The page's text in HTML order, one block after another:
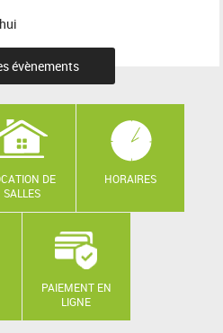
évènements
DE
SALLES
HORAIRES
PAIEMENT EN
LIGNE